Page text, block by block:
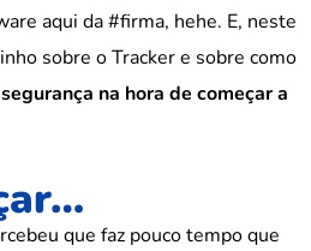
aqui da #firma, hehe. E, neste
sobre o Tracker e sobre como
na hora de começar a
que faz pouco tempo que